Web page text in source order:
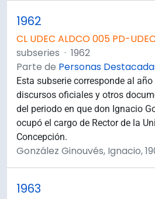
1962
CL UDEC ALDCO 005 PD-
subseries · 1962
Parte de Personas
Esta subserie corresponde al
discursos oficiales y otros
del periodo en que don Ignacio
ocupó el cargo de Rector de la
Concepción.
González Ginouvés, Ignacio,
1963